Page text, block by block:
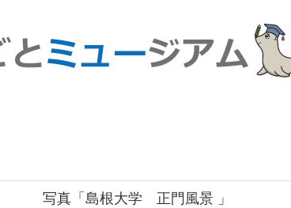
写真「島根大学 正門風景 」